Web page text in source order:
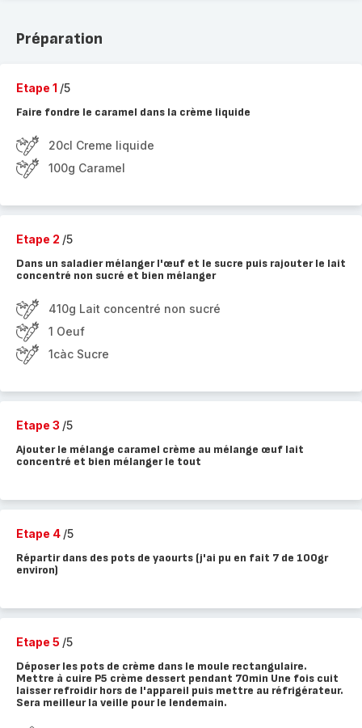
Préparation
Etape 1 /5
Faire fondre le caramel dans la crème liquide
20cl Creme liquide
100g Caramel
Etape 2 /5
Dans un saladier mélanger l'œuf et le sucre puis rajouter le lait
concentré non sucré et bien mélanger
410g Lait concentré non sucré
1 Oeuf
1càc Sucre
Etape 3 /5
Ajouter le mélange caramel crème au mélange œuf lait
concentré et bien mélanger le tout
Etape 4 /5
Répartir dans des pots de yaourts (j'ai pu en fait 7 de 100gr
environ)
Etape 5 /5
Déposer les pots de crème dans le moule rectangulaire.
Mettre à cuire P5 crème dessert pendant 70min Une fois cuit
laisser refroidir hors de l'appareil puis mettre au réfrigérateur.
Sera meilleur la veille pour le lendemain.